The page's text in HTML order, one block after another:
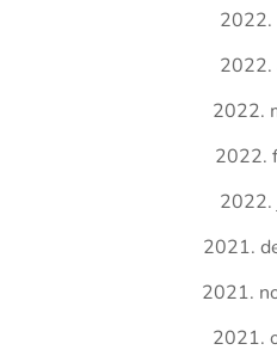
2022.
2022.
2022.
2022.
2022.
2021.
2021.
2021.